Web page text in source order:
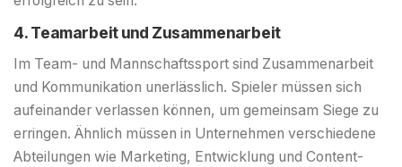
4. Teamarbeit und Zusammenarbeit
Im Team- und Mannschaftssport sind Zusammenarbeit
und Kommunikation unerlässlich. Spieler müssen sich
aufeinander verlassen können, um gemeinsam Siege zu
erringen. Ähnlich müssen in Unternehmen verschiedene
Abteilungen wie Marketing, Entwicklung und Content-